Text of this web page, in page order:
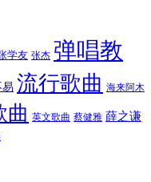
学友 张杰 弹唱教
流行歌曲 海来阿木
曲 英文歌曲 蔡健雅 薛之谦